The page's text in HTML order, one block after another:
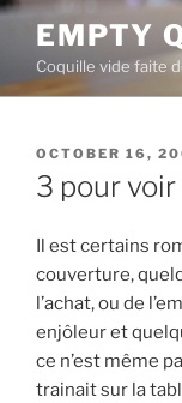
Skip
content
EMPTY
Coquille vide faite
POSTED
ON
OCTOBER 16,
3 pour
Il est certains
couverture,
l’achat, ou de
enjôleur et
ce n’est même
trainait sur la